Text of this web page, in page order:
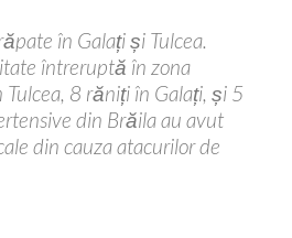
în Galați și Tulcea.
întreruptă în zona
8 răniți în Galați, și 5
din Brăila au avut
din cauza atacurilor de